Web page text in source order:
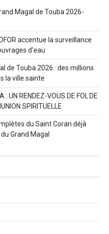
Magal de Touba 2026-
accentue la surveillance
d’eau
de Touba 2026 : des millions
la ville sainte
: UN RENDEZ-VOUS DE FOI, DE
SPIRITUELLE
du Saint Coran déjà
Grand Magal